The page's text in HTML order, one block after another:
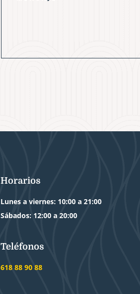
Horarios
Lunes a viernes: 10:00 a 21:00
Sábados: 12:00 a 20:00
Teléfonos
618 88 90 88